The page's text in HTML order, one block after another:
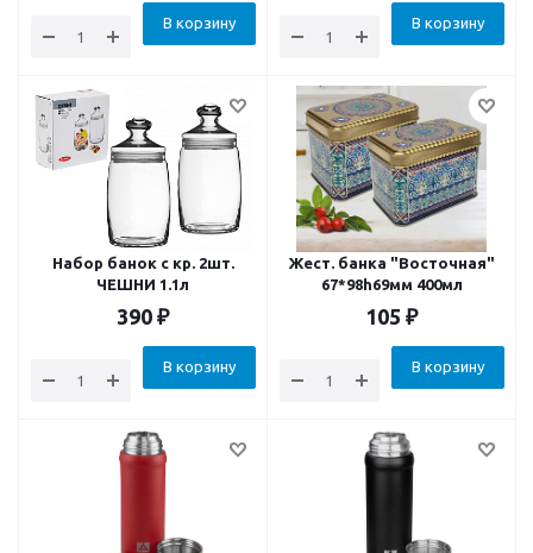
В корзину В корзину
Набор банок с кр. 2шт.
ЧЕШНИ 1.1л
390 ₽
В корзину
Жест. банка "Восточная"
67*98h69мм 400мл
105 ₽
В корзину